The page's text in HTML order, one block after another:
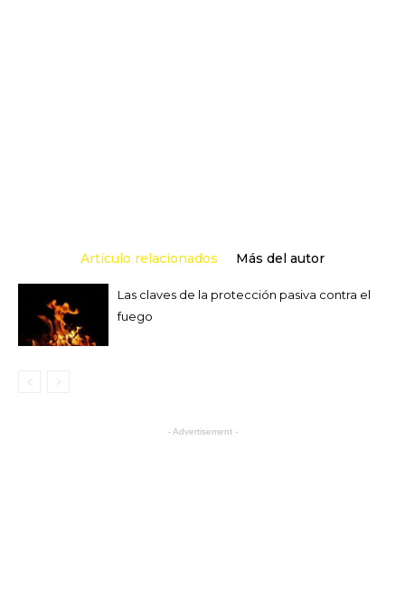
Artículo relacionados Más del autor
Las claves de la protección pasiva contra el
fuego
- Advertisement -